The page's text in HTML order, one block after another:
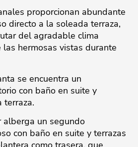
proporcionan abundante
directo a la soleada terraza,
del agradable clima
hermosas vistas durante
se encuentra un
con baño en suite y
terraza.
alberga un segundo
con baño en suite y terrazas